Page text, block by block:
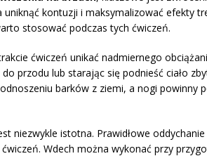
kontuzji i maksymalizować efekty
stosować podczas tych ćwiczeń.
ćwiczeń unikać nadmiernego
do przodu lub starając się podnieść ciało
barków z ziemi, a nogi powinny
niezwykle istotna. Prawidłowe
Wdech można wykonać przy